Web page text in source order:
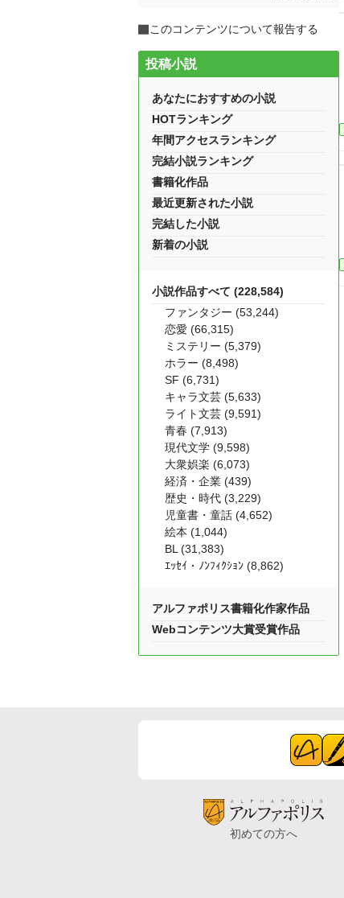
このコンテンツについて報告する
投稿小説
あなたにおすすめの小説
HOTランキング
年間アクセスランキング
完結小説ランキング
書籍化作品
最近更新された小説
完結した小説
新着の小説
小説作品すべて (228,584)
ファンタジー (53,244)
恋愛 (66,315)
ミステリー (5,379)
ホラー (8,498)
SF (6,731)
キャラ文芸 (5,633)
ライト文芸 (9,591)
青春 (7,913)
現代文学 (9,598)
大衆娯楽 (6,073)
経済・企業 (439)
歴史・時代 (3,229)
児童書・童話 (4,652)
絵本 (1,044)
BL (31,383)
ｴｯｾｲ・ﾉﾝﾌｨｸｼｮﾝ (8,862)
アルファポリス書籍化作家作品
Webコンテンツ大賞受賞作品
初めての方へ